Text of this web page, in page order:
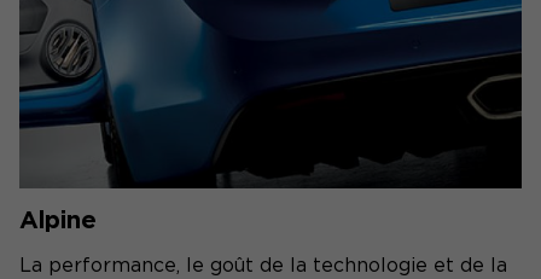
Alpine
La performance, le goût de la technologie et de la